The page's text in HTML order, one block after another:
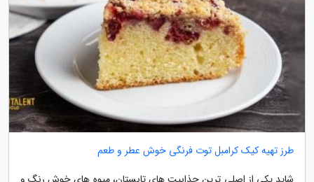
طرز تهیه کیک کرامبل توت فرنگی خوش عطر و طعم